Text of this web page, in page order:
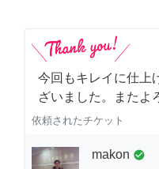
今回もキレイに仕上
ざいました。またよ
依頼されたチケット
makon check_circle